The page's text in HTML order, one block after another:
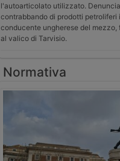
l'autoarticolato utilizzato.
contrabbando di prodotti petroliferi
conducente ungherese del mezzo,
al valico di Tarvisio.
Normativa